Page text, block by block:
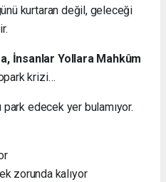
kurtaran değil, geleceği
İnsanlar Yollara Mahkûm
krizi…
park edecek yer bulamıyor.
zorunda kalıyor